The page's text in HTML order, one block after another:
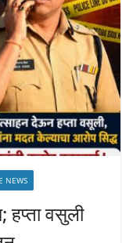
NEWS
हप्ता वसुली